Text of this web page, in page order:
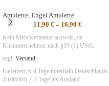
Amulette Engel Amulette
11,90 €– 16,90 €
Kein Mehrwertsteuerausweis, da
Kleinunternehmer nach §19 (1) UStG.
zzgl. Versand
Lieferzeit: 6-9 Tage innerhalb Deutschlands.
Zusätzlich 2-3 Tage ins Ausland.